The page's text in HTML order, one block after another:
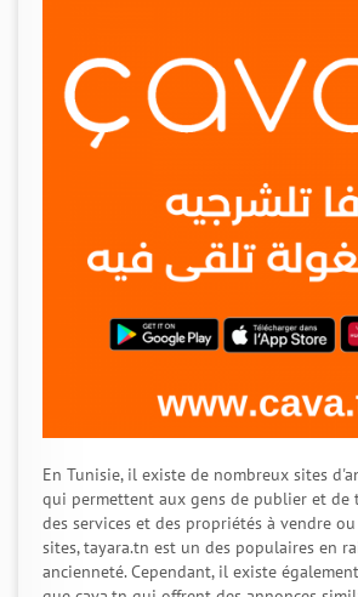
En Tunisie, il existe de nombreux sites
qui permettent aux gens de publier et de
des services et des propriétés à vendre
sites, tayara.tn est un des populaires en
ancienneté. Cependant, il existe